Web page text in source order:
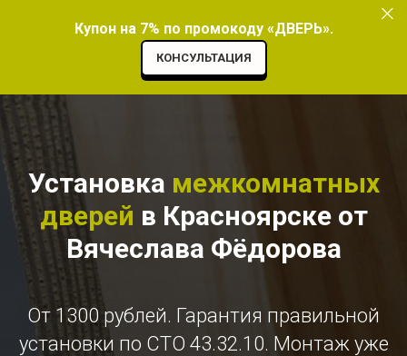
Купон на 7% по промокоду «ДВЕРЬ».
КОНСУЛЬТАЦИЯ
Установка межкомнатных
дверей в Красноярске от
Вячеслава Фёдорова
От 1300 рублей. Гарантия правильной
установки по СТО 43.32.10. Монтаж уже